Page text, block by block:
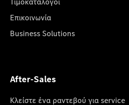
Επικοινωνία
Business Solutions
After-Sales
Κλείστε ένα ραντεβού για service